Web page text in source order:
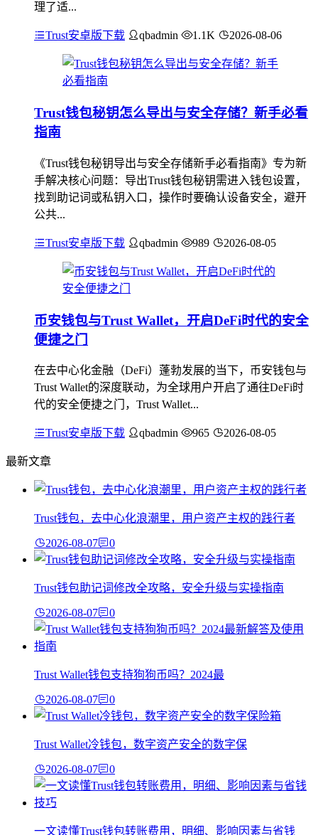
理了适...
Trust安卓版下载 qbadmin 1.1K 2026-08-06
Trust钱包秘钥怎么导出与安全存储？新手必看
指南
《Trust钱包秘钥导出与安全存储新手必看指南》专为新
手解决核心问题：导出Trust钱包秘钥需进入钱包设置，
找到助记词或私钥入口，操作时要确认设备安全，避开
公共...
Trust安卓版下载 qbadmin 989 2026-08-05
币安钱包与Trust Wallet，开启DeFi时代的安全
便捷之门
在去中心化金融（DeFi）蓬勃发展的当下，币安钱包与
Trust Wallet的深度联动，为全球用户开启了通往DeFi时
代的安全便捷之门，Trust Wallet...
Trust安卓版下载 qbadmin 965 2026-08-05
最新文章
Trust钱包，去中心化浪潮里，用户资产主权的践行者
2026-08-07 0
Trust钱包助记词修改全攻略，安全升级与实操指南
2026-08-07 0
Trust Wallet钱包支持狗狗币吗？2024最
2026-08-07 0
Trust Wallet冷钱包，数字资产安全的数字保
2026-08-07 0
一文读懂Trust钱包转账费用，明细、影响因素与省钱